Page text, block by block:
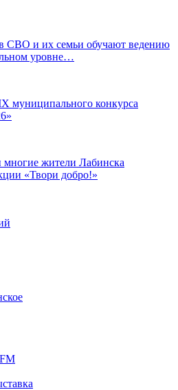
СВО и их семьи обучают ведению
уровне…
муниципального конкурса
жители Лабинска
«Твори добро!»